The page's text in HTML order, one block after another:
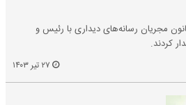
مجریان رسانه‌های دیداری با رئیس و
کردند.